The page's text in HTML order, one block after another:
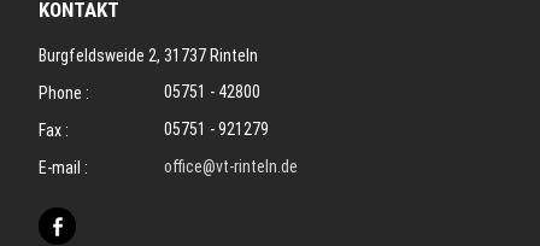
KONTAKT
Burgfeldsweide 2, 31737 Rinteln
Phone :
05751 - 42800
Fax :
05751 - 921279
E-mail :
office@vt-rinteln.de